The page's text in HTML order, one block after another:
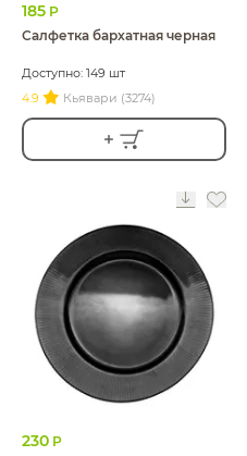
185 Р
Салфетка бархатная черная
Доступно: 149 шт
4.9
Кьявари (3274)
230 Р